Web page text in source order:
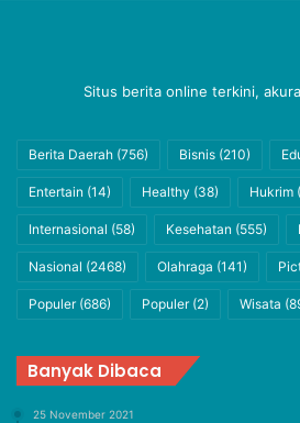
Situs berita online terkini,
Berita Daerah (756) Bisnis (210)
Entertain (14) Healthy (38) Hukrim
Internasional (58) Kesehatan (555)
Nasional (2468) Olahraga (141)
Populer(686) Populer(2) Wisata
Banyak Dibaca
25 November 2021